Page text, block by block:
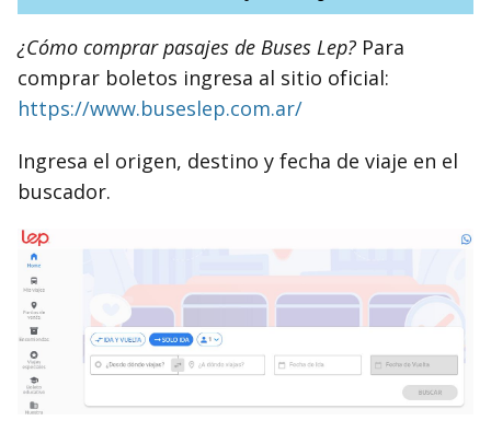
¿Cómo comprar pasajes de Buses Lep? Para
comprar boletos ingresa al sitio oficial:
https://www.buseslep.com.ar/
Ingresa el origen, destino y fecha de viaje en el
buscador.